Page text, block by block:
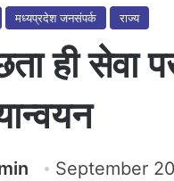
मध्यप्रदेश जनसंपर्क राज्य
ही सेवा
September